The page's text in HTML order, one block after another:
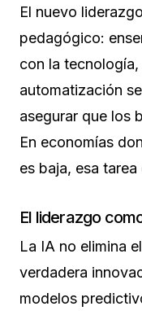
El nuevo
pedagógico:
con la
automatización
asegurar que los
En economías
es baja, esa
El liderazgo
La IA no elimina
verdadera
modelos